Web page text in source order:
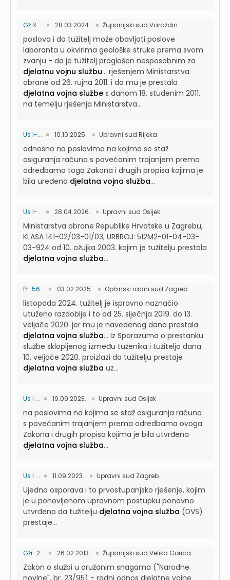
Gž R ... 28.03.2024. Županijski sud Varaždin
poslova i da tužitelj može obavljati poslove
laboranta u okvirima geološke struke prema svom
zvanju - da je tužitelj proglašen nesposobnim za
djelatnu vojnu službu... rješenjem Ministarstva
obrane od 26. rujna 2011. i da mu je prestala
djelatna vojna službe s danom 18. studenim 2011.
na temelju rješenja Ministarstva...
Us I-... 10.10.2025. Upravni sud Rijeka
odnosno na poslovima na kojima se staž
osiguranja računa s povećanim trajanjem prema
odredbama toga Zakona i drugih propisa kojima je
bila uređena djelatna vojna služba...
Us I-... 28.04.2026. Upravni sud Osijek
Ministarstva obrane Republike Hrvatske u Zagrebu,
KLASA 141-02/03-01/03, URBROJ: 512M2-01-04-03-
03-924 od 10. ožujka 2003. kojim je tužitelju prestala
djelatna vojna služba...
Pr-56... 03.02.2025. Općinski radni sud Zagreb
listopada 2024. tužitelj je ispravno naznačio
utuženo razdoblje i to od 25. siječnja 2019. do 13.
veljače 2020. jer mu je navedenog dana prestala
djelatna vojna služba... Iz Sporazuma o prestanku
službe sklopljenog između tuženika i tužitelja dana
10. veljače 2020. proizlazi da tužitelju prestaje
djelatna vojna služba uz...
Us I ... 19.09.2023. Upravni sud Osijek
na poslovima na kojima se staž osiguranja računa
s povećanim trajanjem prema odredbama ovoga
Zakona i drugih propisa kojima je bila utvrđena
djelatna vojna služba...
Us I ... 11.09.2023. Upravni sud Zagreb
Ujedno osporava i to prvostupanjsko rješenje, kojim
je u ponovljenom upravnom postupku ponovno
utvrđeno da tužitelju djelatna vojna služba (DVS)
prestaje...
Gžr-2... 26.02.2013. Županijski sud Velika Gorica
Zakon o službi u oružanim snagama ("Narodne
novine", br. 23/95) - radni odnos djelatne vojne